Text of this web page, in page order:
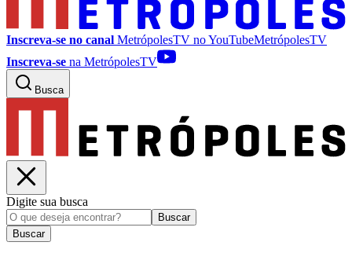
Inscreva-se no canal MetrópolesTV noYouTubeMetrópolesTV
Inscreva-se na MetrópolesTV
Busca
Digite sua busca
Buscar
Buscar